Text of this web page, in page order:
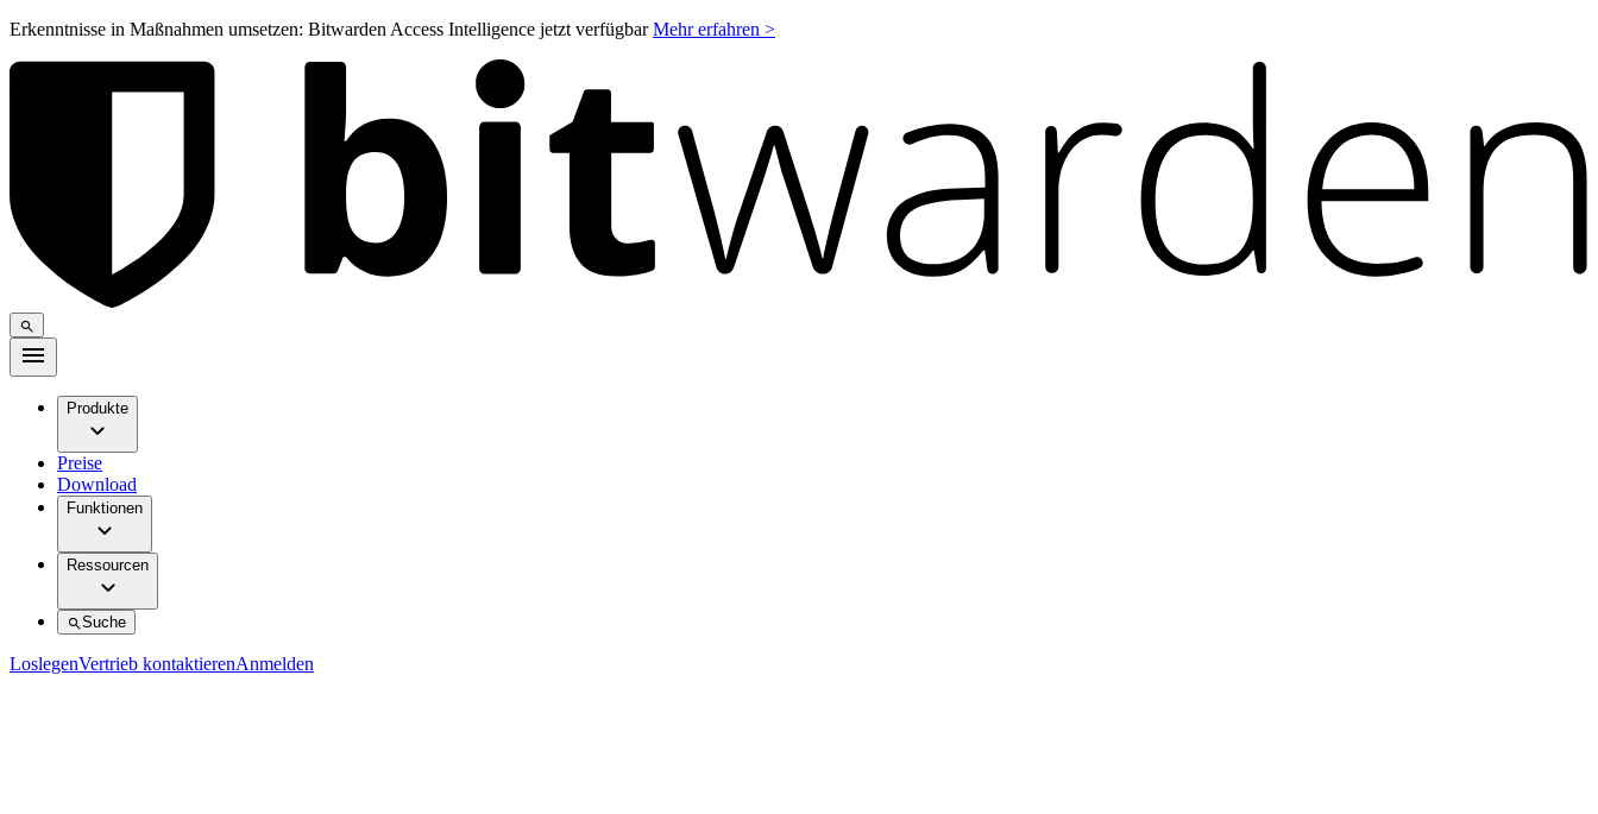
Erkenntnisse in Maßnahmen umsetzen: Bitwarden Access Intelligence jetzt verfügbarMehr erfahren >
Produkte
Preise
Download
Funktionen
Ressourcen
Suche
LoslegenVertrieb kontaktierenAnmelden